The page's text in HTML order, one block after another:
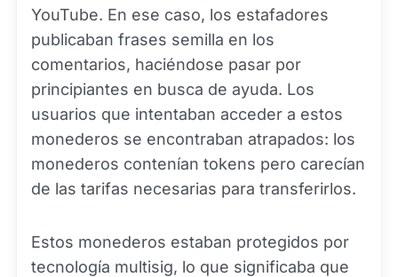
YouTube. En ese caso, los estafadores
publicaban frases semilla en los
comentarios, haciéndose pasar por
principiantes en busca de ayuda. Los
usuarios que intentaban acceder a estos
monederos se encontraban atrapados: los
monederos contenían tokens pero carecían
de las tarifas necesarias para transferirlos.
Estos monederos estaban protegidos por
tecnología multisig, lo que significaba que